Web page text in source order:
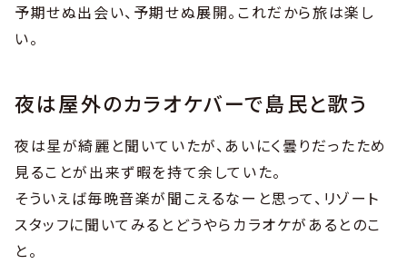
予期せぬ出会い、予期せぬ展開。これだから旅は楽し
い。
夜は屋外のカラオケバーで島民と歌う
夜は星が綺麗と聞いていたが、あいにく曇りだったため
見ることが出来ず暇を持て余していた。
そういえば毎晩音楽が聞こえるなーと思って、リゾート
スタッフに聞いてみるとどうやらカラオケがあるとのこ
と。